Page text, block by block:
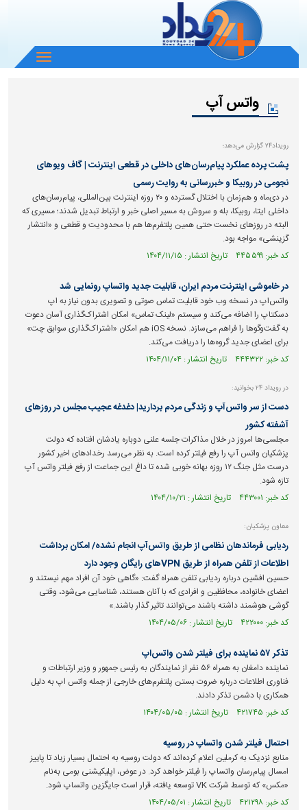
باز
و
واتس آپ
رویداد۲۴ گزارش می‌دهد؛
پشت پرده عملکرد پیام‌رسان‌های داخلی در قطعی اینترنت | گاف ویو‌های
نجومی در روبیکا و خبررسانی به روایت رسمی
در دی‌ماه و هم‌زمان با اختلال گسترده و ۲۰ روزه اینترنت بین‌المللی، پیام‌رسان‌های
داخلی ایتا، روبیکا، بله و سروش به مسیر اصلی خبر و ارتباط تبدیل شدند؛ مسیری که
البته در روزهای نخست حتی همین پلتفرم‌ها هم با محدودیت و قطعی و «انتشار
گزینشی» مواجه بود.
کد خبر: ۴۴۵۵۹۹ تاریخ انتشار : ۱۴۰۴/۱۱/۱۵
در خاموشی اینترنت مردم ایران، قابلیت جدید واتساپ رونمایی شد
واتس‌اپ در نسخه وب خود قابلیت تماس صوتی و تصویری بدون نیاز به اپ
دسکتاپ را اضافه می‌کند و سیستم «لینک تماس» امکان اشتراک‌گذاری آسان دعوت
به گفت‌و‌گو‌ها را فراهم می‌سازد. نسخه iOS هم امکان «اشتراک‌گذاری سوابق چت»
برای اعضای جدید گروه‌ها را دریافت می‌کند.
کد خبر: ۴۴۴۳۲۲ تاریخ انتشار : ۱۴۰۴/۱۱/۰۴
در رویداد ۲۴ بخوانید:
دست از سر واتس‌آپ و زندگی مردم بردارید| دغدغه عجیب مجلس در روز‌های
آشفته کشور
مجلسی‌ها امروز در خلال مذاکرات جلسه علنی دوباره یادشان افتاده که دولت
پزشکیان واتس آپ را رفع فیلتر کرده است. به نظر می‌رسد رخداد‌های اخیر کشور
درست مثل جنگ ۱۲ روزه بهانه خوبی شده تا داغ این جماعت از رفع فیلتر واتس آپ
تازه شود.
کد خبر: ۴۴۳۰۰۱ تاریخ انتشار : ۱۴۰۴/۱۰/۲۱
معاون پزشکیان:
ردیابی فرماندهان نظامی از طریق واتس‌آپ انجام نشده/ امکان برداشت
اطلاعات از تلفن همراه از طریق VPN‌های رایگان وجود دارد
حسین افشین درباره ردیابی تلفن همراه گفت: «گاهی خود آن افراد مهم نیستند و
اعضای خانواده، محافظین و افرادی که با آنان هستند، شناسایی می‌شود، وقتی
گوشی هوشمند داشته باشند می‌توانند تاثیر گذار باشند.»
کد خبر: ۴۲۲۰۰۰ تاریخ انتشار : ۱۴۰۴/۰۵/۰۶
تذکر ۵۷ نماینده برای فیلتر شدن واتس‌اپ
نماینده دامغان به همراه ۵۶ نفر از نمایندگان به رئیس جمهور و وزیر ارتباطات و
فناوری اطلاعات درباره ضروت بستن پلتفرم‌های خارجی از جمله واتس اپ به دلیل
همکاری با دشمن تذکر دادند.
کد خبر: ۴۲۱۷۴۵ تاریخ انتشار : ۱۴۰۴/۰۵/۰۵
احتمال فیلتر شدن واتساپ در روسیه
منابع نزدیک به کرملین اعلام کرده‌اند که دولت روسیه به احتمال بسیار زیاد تا پاییز
امسال پیام‌رسان واتساپ را فیلتر خواهد کرد. در عوض، اپلیکیشنی بومی به‌نام
«مکس» که توسط شرکت VK توسعه یافته، قرار است جایگزین واتساپ شود.
کد خبر: ۴۲۱۲۹۸ تاریخ انتشار : ۱۴۰۴/۰۵/۰۱